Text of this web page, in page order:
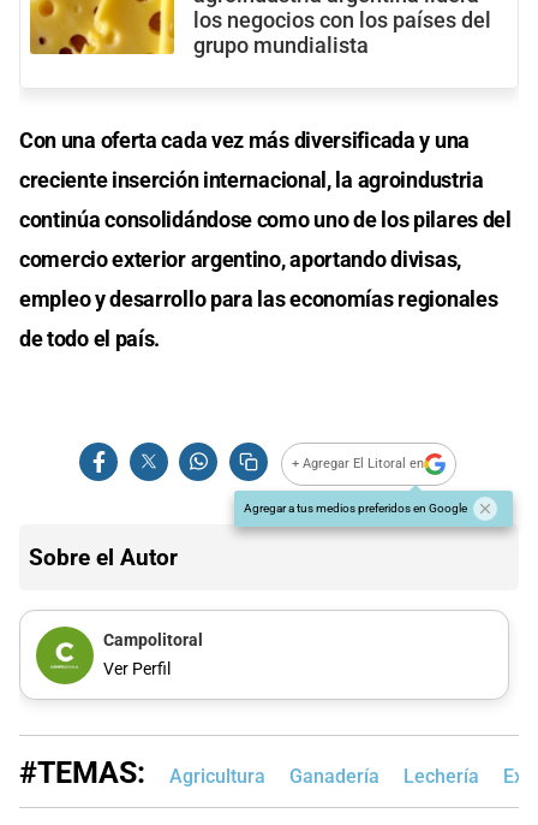
los negocios con los países del
grupo mundialista
Con una oferta cada vez más diversificada y una
creciente inserción internacional, la agroindustria
continúa consolidándose como uno de los pilares del
comercio exterior argentino, aportando divisas,
empleo y desarrollo para las economías regionales
de todo el país.
+ Agregar El Litoral en
Agregar a tus medios preferidos en Google
Sobre el Autor
Campolitoral
Ver Perfil
#TEMAS: Agricultura Ganadería Lechería